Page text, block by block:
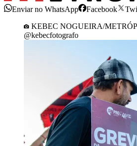
Enviar no WhatsApp Facebook
KEBEC NOGUEIRA/
@kebecfotografo